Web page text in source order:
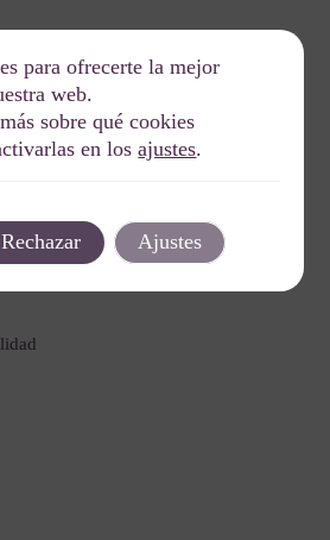
para ofrecerte la mejor
web.
sobre qué cookies
en losajustes.
Rechazar Ajustes